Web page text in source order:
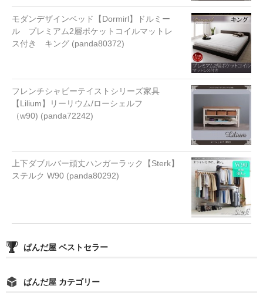
モダンデザインベッド【Dormirl】ドルミー
ル プレミアム2層ポケットコイルマットレ
ス付き キング (panda80372)
フレンチシャビーテイストシリーズ家具
【Lilium】リーリウム/ローシェルフ
（w90) (panda72242)
上下ダブルバー頑丈ハンガーラック【Sterk】
ステルク W90 (panda80292)
ぱんだ屋 ベストセラー
ぱんだ屋 カテゴリー